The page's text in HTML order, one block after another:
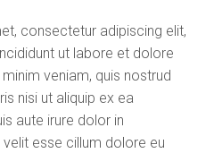
consectetur adipiscing elit,
ut labore et dolore
veniam, quis nostrud
nisi ut aliquip ex ea
aute irure dolor in
esse cillum dolore eu